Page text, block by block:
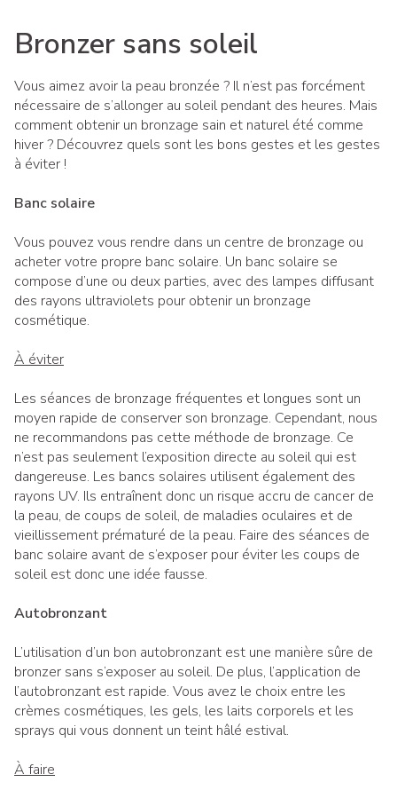
Bronzer sans soleil
Vous aimez avoir la peau bronzée ? Il n’est pas forcément
nécessaire de s’allonger au soleil pendant des heures. Mais
comment obtenir un bronzage sain et naturel été comme
hiver ? Découvrez quels sont les bons gestes et les gestes
à éviter !
Banc solaire
Vous pouvez vous rendre dans un centre de bronzage ou
acheter votre propre banc solaire. Un banc solaire se
compose d’une ou deux parties, avec des lampes diffusant
des rayons ultraviolets pour obtenir un bronzage
cosmétique.
À éviter
Les séances de bronzage fréquentes et longues sont un
moyen rapide de conserver son bronzage. Cependant, nous
ne recommandons pas cette méthode de bronzage. Ce
n’est pas seulement l’exposition directe au soleil qui est
dangereuse. Les bancs solaires utilisent également des
rayons UV. Ils entraînent donc un risque accru de cancer de
la peau, de coups de soleil, de maladies oculaires et de
vieillissement prématuré de la peau. Faire des séances de
banc solaire avant de s’exposer pour éviter les coups de
soleil est donc une idée fausse.
Autobronzant
L’utilisation d’un bon autobronzant est une manière sûre de
bronzer sans s’exposer au soleil. De plus, l’application de
l’autobronzant est rapide. Vous avez le choix entre les
crèmes cosmétiques, les gels, les laits corporels et les
sprays qui vous donnent un teint hâlé estival.
À faire